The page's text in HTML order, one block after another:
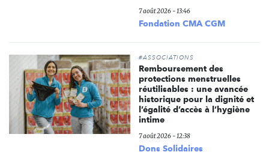
7 août 2026 - 13:46
Fondation CMA CGM
#ASSOCIATIONS
Remboursement des
protections menstruelles
réutilisables : une avancée
historique pour la dignité et
l’égalité d’accès à l’hygiène
intime
7 août 2026 - 12:38
Dons Solidaires